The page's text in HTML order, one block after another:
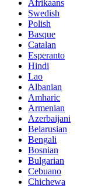
Afrikaans
Swedish
Polish
Basque
Catalan
Esperanto
Hindi
Lao
Albanian
Amharic
Armenian
Azerbaijani
Belarusian
Bengali
Bosnian
Bulgarian
Cebuano
Chichewa